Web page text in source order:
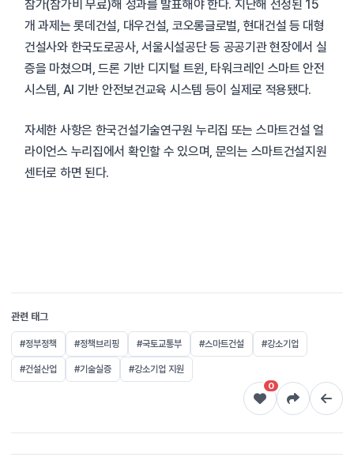
참가(참가비 무료)해 성과를 발표해야 한다. 지난해 선정된 15
개 과제는 롯데건설, 대우건설, 코오롱글로벌, 현대건설 등 대형
건설사와 한국도로공사, 서울시설공단 등 공공기관 현장에서 실
증을 마쳤으며, 드론 기반 디지털 트윈, 타워크레인 스마트 안전
시스템, AI 기반 안전보건교육 시스템 등이 실제로 적용됐다.
자세한 사항은 한국건설기술연구원 누리집 또는 스마트건설 얼
라이언스 누리집에서 확인할 수 있으며, 문의는 스마트건설지원
센터로 하면 된다.
관련 태그
#정부정책 #정책브리핑 #국토교통부 #스마트건설 #강소기업
#건설산업 #기술실증
#강소기업 지원
0